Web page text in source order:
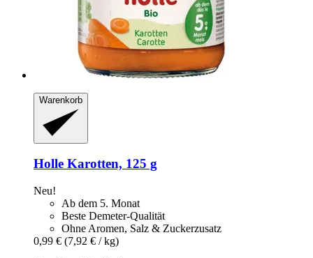
Warenkorb
Holle Karotten, 125 g
Neu!
Ab dem 5. Monat
Beste Demeter-Qualität
Ohne Aromen, Salz & Zuckerzusatz
0,99 € (7,92 € / kg)